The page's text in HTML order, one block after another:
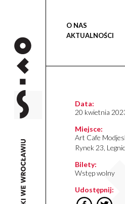
O NAS
AKTUALNOŚCI
Data:
20 kwietnia
Miejsce:
Art Cafe
Rynek 23,
Bilety:
Wstęp wolny
Udostępnij: